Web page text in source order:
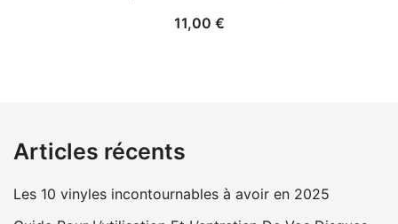
11,00 €
Articles récents
Les 10 vinyles incontournables à avoir en 2025